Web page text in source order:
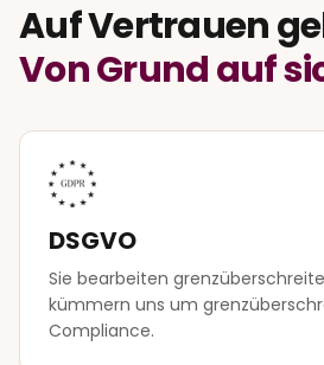
Auf Vertrauen
Von Grund auf
DSGVO
Sie bearbeiten
kümmern uns um
Compliance.